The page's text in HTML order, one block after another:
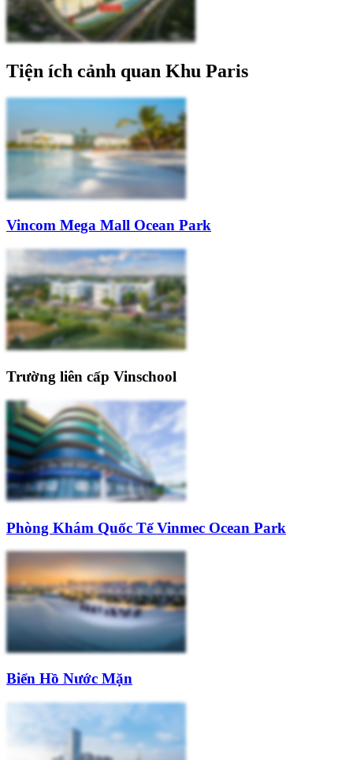
Tiện ích cảnh quan Khu Paris
Vincom Mega Mall Ocean Park
Trường liên cấp Vinschool
Phòng Khám Quốc Tế Vinmec Ocean Park
Biển Hồ Nước Mặn